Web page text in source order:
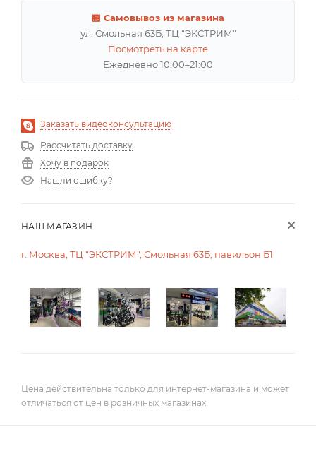
🏪 Самовывоз из магазина
ул. Смольная 63Б, ТЦ "ЭКСТРИМ"
Посмотреть на карте
Ежедневно 10:00–21:00
Заказать видеоконсультацию
Рассчитать доставку
Хочу в подарок
Нашли ошибку?
НАШ МАГАЗИН
г. Москва, ТЦ "ЭКСТРИМ", Смольная 63Б, павильон Б1
Цена действительна только для интернет-магазина и может
отличаться от цен в розничных магазинах